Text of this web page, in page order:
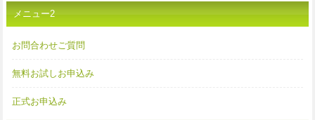
メニュー2
お問合わせご質問
無料お試しお申込み
正式お申込み